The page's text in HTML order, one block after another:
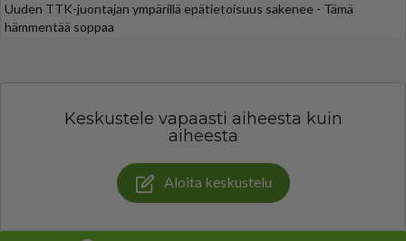
Uuden TTK-juontajan ympärillä epätietoisuus sakenee - Tämä
hämmentää soppaa
Keskustele vapaasti aiheesta kuin
aiheesta
Aloita keskustelu